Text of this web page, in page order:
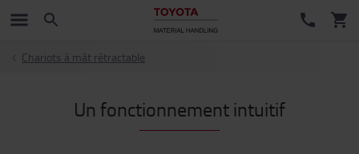
Chariots à mât rétractable
Un fonctionnement intuitif